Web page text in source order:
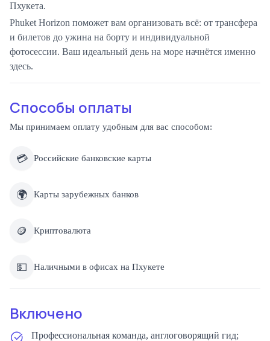
Пхукета.
Phuket Horizon поможет вам организовать всё: от трансфера
и билетов до ужина на борту и индивидуальной
фотосессии. Ваш идеальный день на море начнётся именно
здесь.
Способы оплаты
Мы принимаем оплату удобным для вас способом:
💳 Российские банковские карты
🌍 Карты зарубежных банков
🪙 Криптовалюта
💵 Наличными в офисах на Пхукете
Включено
Профессиональная команда, англоговорящий гид;